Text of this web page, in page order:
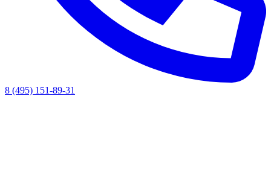
8 (495) 151-89-31